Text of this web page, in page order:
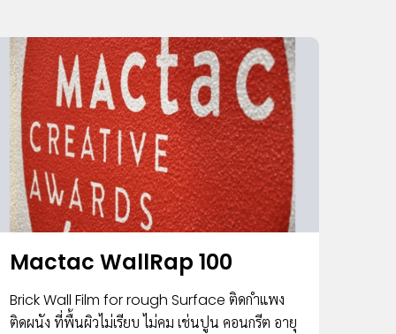
Mactac WallRap 100
Brick Wall Film for rough Surface ติดกำแพง
ติดผนัง ที่พื้นผิวไม่เรียบ ไม่คม เช่นปูน คอนกรีต อายุ